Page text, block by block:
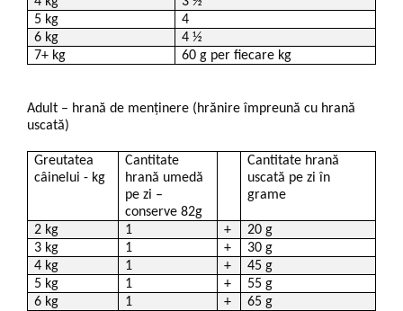
5 kg
4
6 kg
4 ½
7+ kg
60 g per fiecare kg
Adult – hrană de menținere (hrănire împreună cu hrană
uscată)
Greutatea
câinelui - kg
Cantitate
hrană umedă
pe zi –
conserve 82g
Cantitate hrană
uscată pe zi în
grame
2 kg 1 +
20 g
3 kg
1 +
30 g
4 kg
1 +
45 g
5 kg
1 +
55 g
6 kg
1 +
65 g